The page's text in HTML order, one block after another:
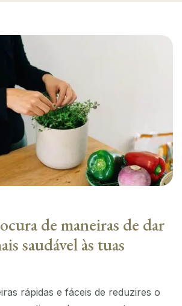
de maneiras de dar
saudável às tuas
rápidas e fáceis de reduzires o